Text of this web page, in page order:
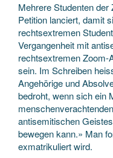
Mehrere Studenten
Petition lanciert, damit
rechtsextremen
Vergangenheit mit
rechtsextremen Zoom-
sein. Im Schreiben
Angehörige und
bedroht, wenn sich ein
antisemitischen
bewegen kann.» Man
exmatrikuliert wird.